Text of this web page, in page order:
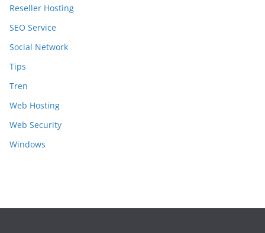
Reseller Hosting
SEO Service
Social Network
Tips
Tren
Web Hosting
Web Security
Windows